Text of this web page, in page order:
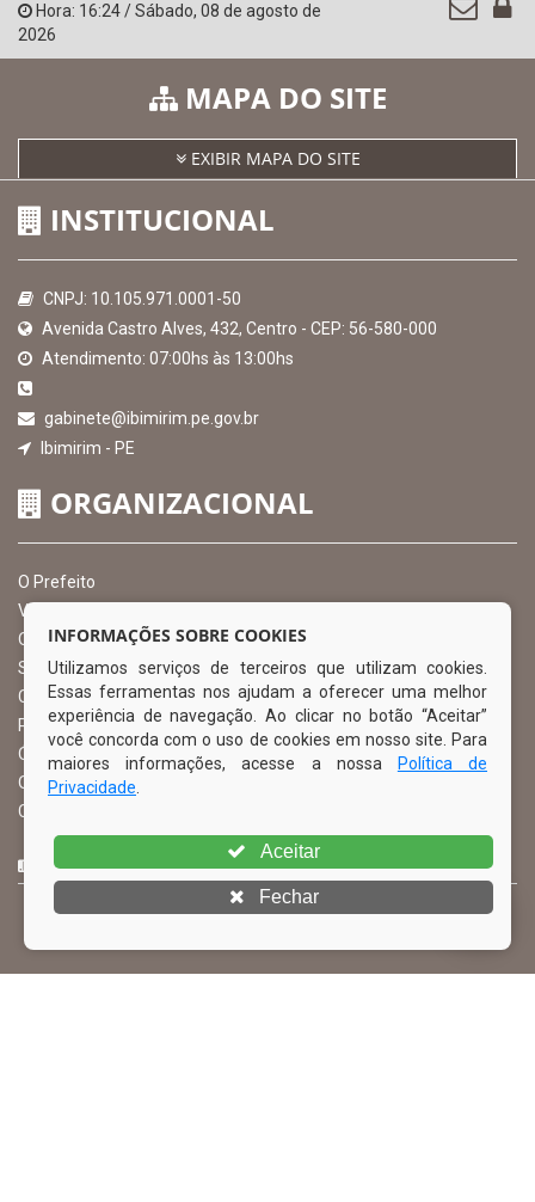
Hora: 16:24/Sábado, 08 de agosto de
2026
MAPA DO SITE
EXIBIR MAPA DO SITE
INSTITUCIONAL
CNPJ: 10.105.971.0001-50
Avenida Castro Alves, 432, Centro - CEP: 56-580-000
Atendimento: 07:00hs às 13:00hs
gabinete@ibimirim.pe.gov.br
Ibimirim - PE
ORGANIZACIONAL
O Prefeito
Vice Prefeito
Ouvidoria Municipal
Serviço de Informação ao Cidadão – SIC
Chefe de Gabinete
Procuradoria Geral
Órgão de Controle Interno
Organograma
Comissão Permanente de Licitação – CPL
CURTA NOSSA FAN PAGE
INFORMAÇÕES SOBRE COOKIES
Utilizamos serviços de terceiros que utilizam cookies.
Essas ferramentas nos ajudam a oferecer uma melhor
experiência de navegação. Ao clicar no botão “Aceitar”
você concorda com o uso de cookies em nosso site. Para
maiores informações, acesse a nossa
Política de
Privacidade
Aceitar
Fechar